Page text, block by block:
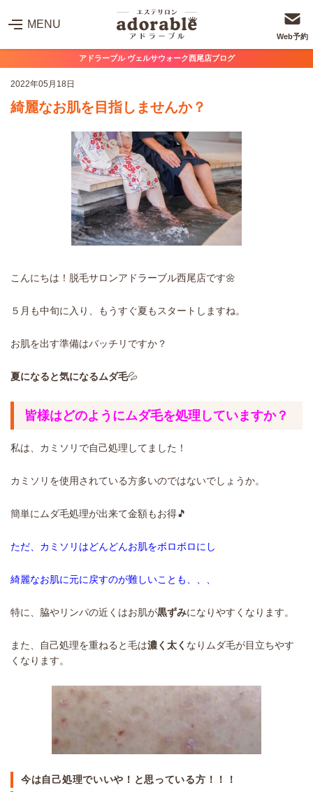
アドラーブル ヴェルサウォーク西尾店ブログ
MENU
Web予約
2022年05月18日
綺麗なお肌を目指しませんか？
こんにちは！脱毛サロンアドラーブル西尾店です🌼
５月も中旬に入り、もうすぐ夏もスタートしますね。
お肌を出す準備はバッチリですか？
夏になると気になるムダ毛💦
皆様はどのようにムダ毛を処理していますか？
私は、カミソリで自己処理してました！
カミソリを使用されている方多いのではないでしょうか。
簡単にムダ毛処理が出来て金額もお得🎵
ただ、カミソリはどんどんお肌をボロボロにし
綺麗なお肌に元に戻すのが難しいことも、、、
特に、脇やリンパの近くはお肌が黒ずみになりやすくなります。
また、自己処理を重ねると毛は濃く太く なりムダ毛が目立ちやす
くなります。
今は自己処理でいいや！と思っている方！！！